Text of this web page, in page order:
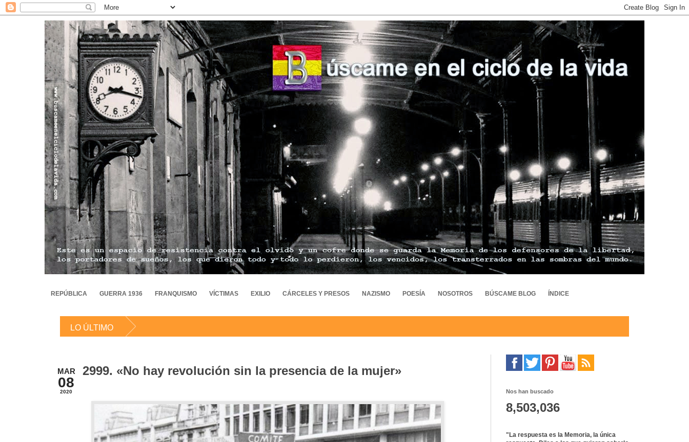
REPÚBLICA GUERRA 1936 FRANQUISMO VÍCTIMAS EXILIO CÁRCELES Y PRESOS NAZISMO POESÍA NOSOTROS BÚSCAME BLOG ÍNDICE
LO ÚLTIMO
MAR
08
2020
2999. «No hay revolución sin la presencia de la mujer»
Nos han buscado
8,503,036
"La respuesta es la Memoria, la única